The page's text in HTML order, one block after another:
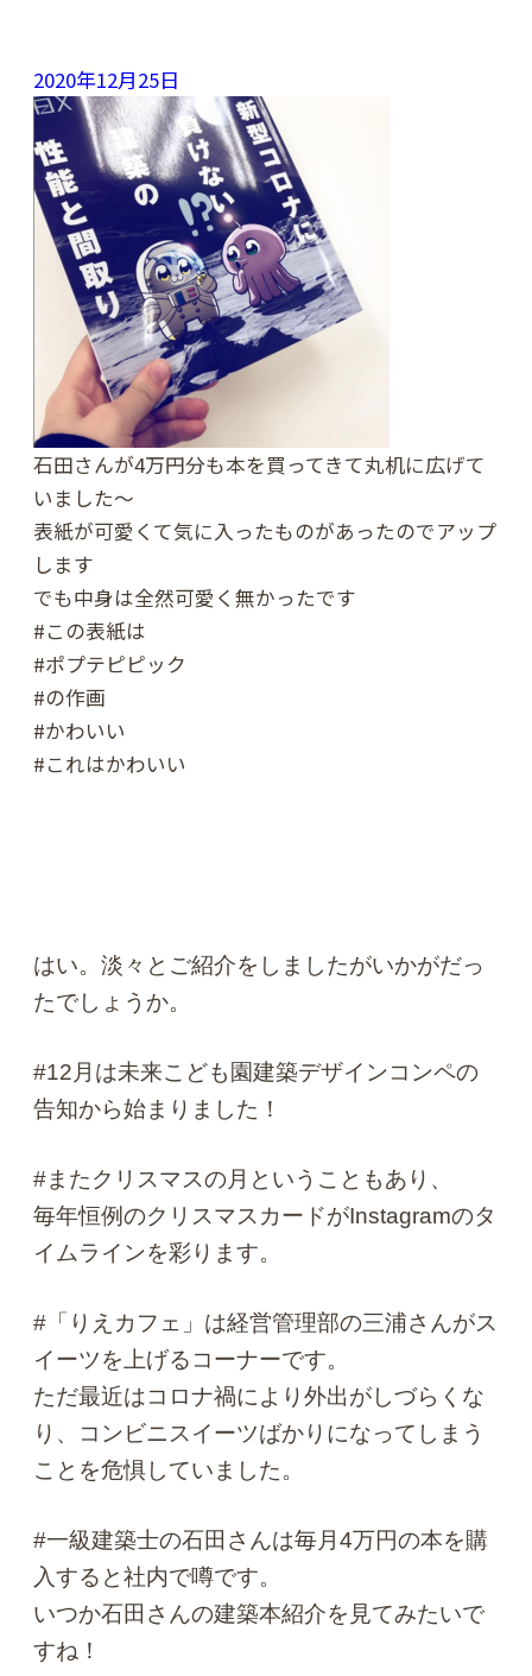
2020年12月25日
石田さんが4万円分も本を買ってきて丸机に広げて
いました〜
表紙が可愛くて気に入ったものがあったのでアップ
します
でも中身は全然可愛く無かったです
#この表紙は
#ポプテピピック
#の作画
#かわいい
#これはかわいい
はい。淡々とご紹介をしましたがいかがだっ
たでしょうか。
#12月は未来こども園建築デザインコンペの
告知から始まりました！
#またクリスマスの月ということもあり、
毎年恒例のクリスマスカードがInstagramのタ
イムラインを彩ります。
#「りえカフェ」は経営管理部の三浦さんがス
イーツを上げるコーナーです。
ただ最近はコロナ禍により外出がしづらくな
り、コンビニスイーツばかりになってしまう
ことを危惧していました。
#一級建築士の石田さんは毎月4万円の本を購
入すると社内で噂です。
いつか石田さんの建築本紹介を見てみたいで
すね！